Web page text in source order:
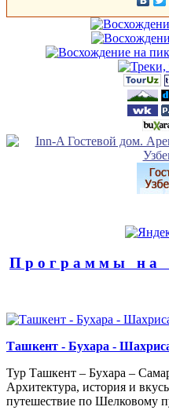
Программы на
Ташкент - Бухара -
Тур Ташкент – Бухара –
Архитектура, история и
путешествие по Шелковому